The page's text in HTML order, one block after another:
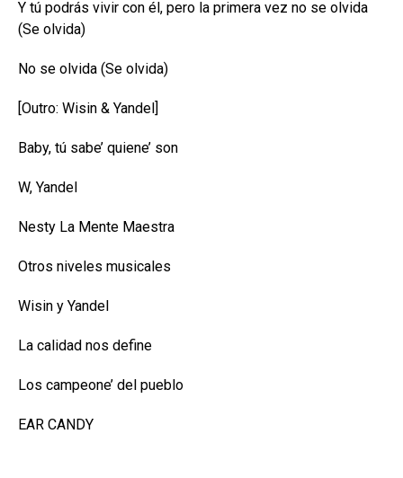
Y tú podrás vivir con él, pero la primera vez no se olvida
(Se olvida)
No se olvida (Se olvida)
[Outro: Wisin & Yandel]
Baby, tú sabe’ quiene’ son
W, Yandel
Nesty La Mente Maestra
Otros niveles musicales
Wisin y Yandel
La calidad nos define
Los campeone’ del pueblo
EAR CANDY